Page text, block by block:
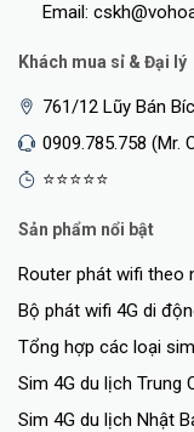
Email:
Khách mua sỉ & Đại lý
761/12 Lũy Bán
0909.785.758 (Mr.
⭐⭐⭐⭐⭐
Sản phẩm nổi bật
Router phát wifi theo
Bộ phát wifi 4G di
Tổng hợp các loại
Sim 4G du lịch Trung
Sim 4G du lịch Nhật